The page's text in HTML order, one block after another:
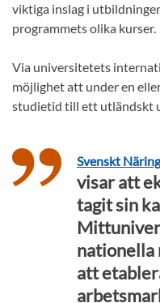
viktiga inslag i
programmets olika kurser.
Via universitetets
möjlighet att under en
studietid till ett utländskt
Svenskt
visar att
tagit sin
nationella
att